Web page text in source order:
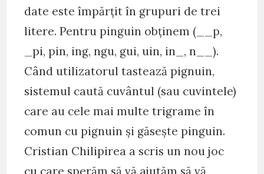
date este împărțit în grupuri de trei
litere. Pentru pinguin obținem (__p,
_pi, pin, ing, ngu, gui, uin, in_, n__).
Când utilizatorul tastează pignuin,
sistemul caută cuvântul (sau cuvintele)
care au cele mai multe trigrame în
comun cu pignuin și găsește pinguin.
Cristian Chilipirea a scris un nou joc
cu care sperăm să vă ajutăm să vă